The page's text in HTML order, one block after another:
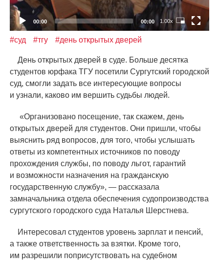
00:00 00:00 1.00x
#суд #тгу #день открытых дверей
День открытых дверей в суде. Больше десятка
студентов юрфака ТГУ посетили Сургутский городской
суд, смогли задать все интересующие вопросы
и узнали, каково им вершить судьбы людей.
«Организовано посещение, так скажем, день
открытых дверей для студентов. Они пришли, чтобы
выяснить ряд вопросов, для того, чтобы услышать
ответы из компетентных источников по поводу
прохождения службы, по поводу льгот, гарантий
и возможности назначения на гражданскую
государственную службу», — рассказала
замначальника отдела обеспечения судопроизводства
сургутского городского суда Наталья Шерстнева.
Интересовал студентов уровень зарплат и пенсий,
а также ответственность за взятки. Кроме того,
им разрешили поприсутствовать на судебном